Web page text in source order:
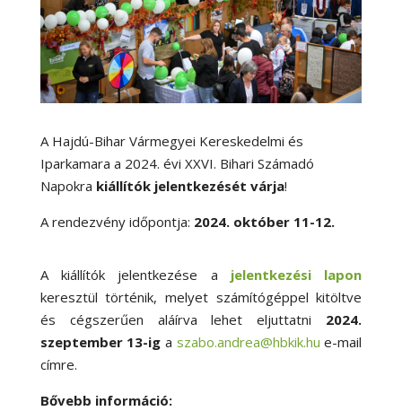
A Hajdú-Bihar Vármegyei Kereskedelmi és
Iparkamara a 2024. évi XXVI. Bihari Számadó
Napokra kiállítók jelentkezését várja!
A rendezvény időpontja: 2024. október 11-12.
A kiállítók jelentkezése a jelentkezési lapon
keresztül történik, melyet számítógéppel kitöltve
és cégszerűen aláírva lehet eljuttatni 2024.
szeptember 13-ig a szabo.andrea@hbkik.hu e-mail
címre.
Bővebb információ: